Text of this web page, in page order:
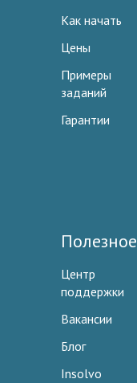
Как начать
Цены
Примеры
заданий
Гарантии
Полезное
Центр
поддержки
Вакансии
Блог
Insolvo